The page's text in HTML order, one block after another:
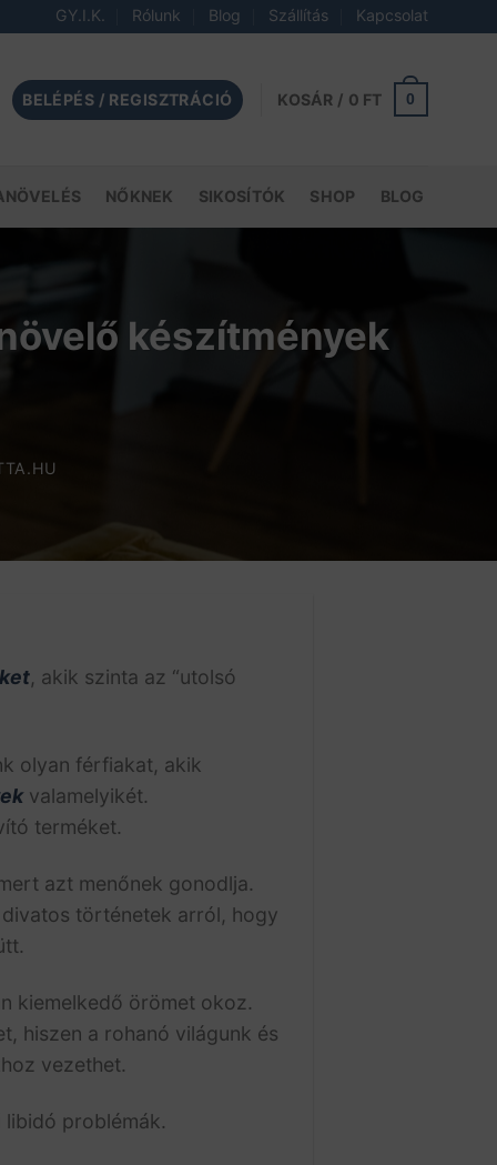
GY.I.K. Rólunk Blog Szállítás Kapcsolat
BELÉPÉS / REGISZTRÁCIÓ KOSÁR / 0 FT 0
NŐKNEK SIKOSÍTÓK SHOP BLOG
készítmények
, akik szinta az “utolsó
olyan férfiakat, akik
valamelyikét.
terméket.
azt menőnek gonodlja.
történetek arról, hogy
kiemelkedő örömet okoz.
hiszen a rohanó világunk és
vezethet.
problémák.